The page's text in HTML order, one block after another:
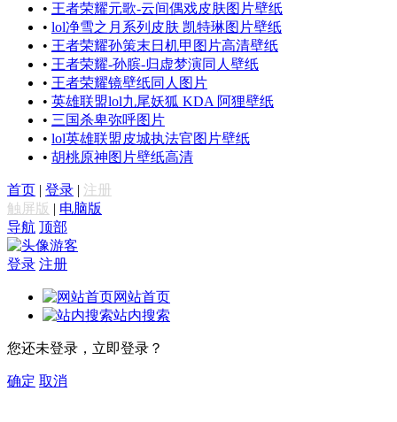
• 王者荣耀元歌-云间偶戏皮肤图片壁纸
• lol净雪之月系列皮肤 凯特琳图片壁纸
• 王者荣耀孙策末日机甲图片高清壁纸
• 王者荣耀-孙膑-归虚梦演同人壁纸
• 王者荣耀镜壁纸同人图片
• 英雄联盟lol九尾妖狐 KDA 阿狸壁纸
• 三国杀卑弥呼图片
• lol英雄联盟皮城执法官图片壁纸
• 胡桃原神图片壁纸高清
首页 | 登录 | 注册
触屏版 | 电脑版
导航 顶部
游客
登录 注册
网站首页
站内搜索
您还未登录，立即登录？
确定 取消